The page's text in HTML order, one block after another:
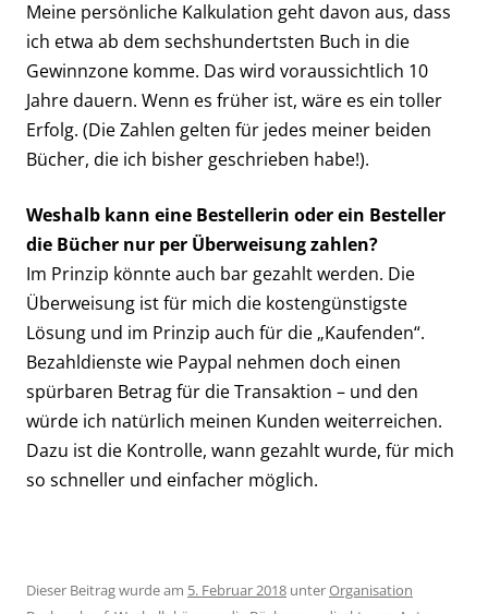
Meine persönliche Kalkulation geht davon aus, dass
ich etwa ab dem sechshundertsten Buch in die
Gewinnzone komme. Das wird voraussichtlich 10
Jahre dauern. Wenn es früher ist, wäre es ein toller
Erfolg. (Die Zahlen gelten für jedes meiner beiden
Bücher, die ich bisher geschrieben habe!).
Weshalb kann eine Bestellerin oder ein Besteller
die Bücher nur per Überweisung zahlen?
Im Prinzip könnte auch bar gezahlt werden. Die
Überweisung ist für mich die kostengünstigste
Lösung und im Prinzip auch für die „Kaufenden“.
Bezahldienste wie Paypal nehmen doch einen
spürbaren Betrag für die Transaktion – und den
würde ich natürlich meinen Kunden weiterreichen.
Dazu ist die Kontrolle, wann gezahlt wurde, für mich
so schneller und einfacher möglich.
Dieser Beitrag wurde am 5. Februar 2018 unterOrganisation